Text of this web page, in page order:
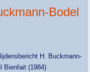
Bodel
H. Buckmann-
Bienfait (1984)